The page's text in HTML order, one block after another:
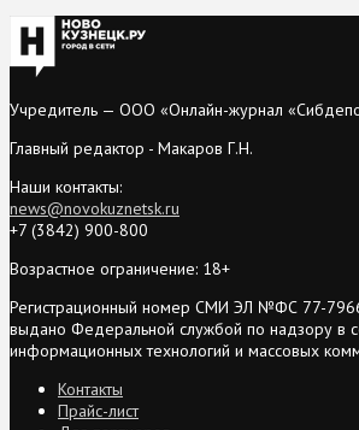
Учредитель — ООО «Онлайн-журнал
Главный редактор - Макаров Г.Н.
Наши контакты:
news@novokuznetsk.ru
+7 (3842) 900-800
Возрастное ограничение: 18+
Регистрационный номер СМИ ЭЛ №ФС 77-
выдано Федеральной службой по надзору в
информационных технологий и массовых
Контакты
Прайс-лист